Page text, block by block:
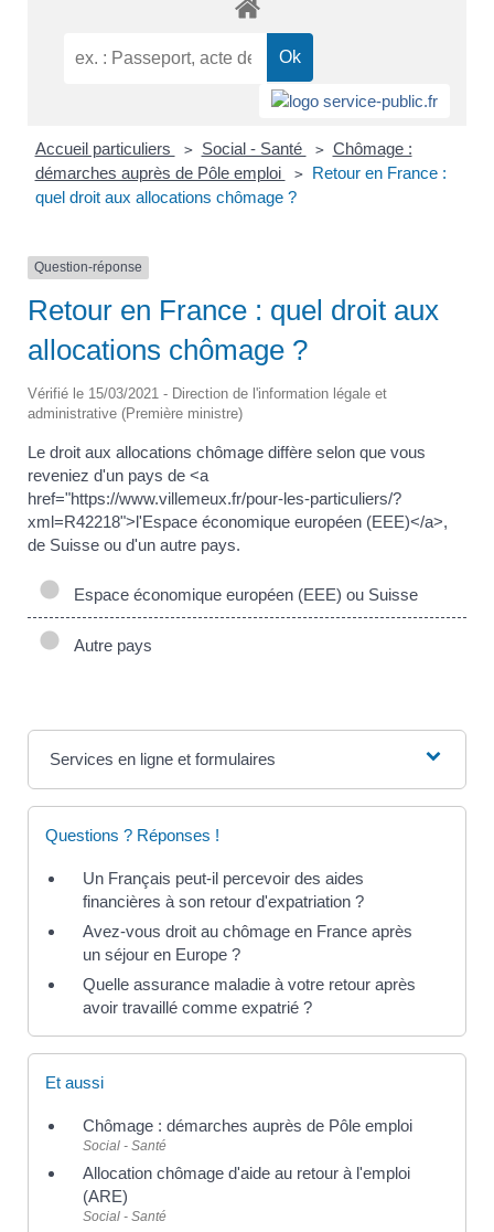
Accueil particuliers > Social - Santé > Chômage :
démarches auprès de Pôle emploi
>
Retour en France :
quel droit aux allocations chômage ?
Question-réponse
Retour en France : quel droit aux
allocations chômage ?
Vérifié le 15/03/2021 - Direction de l'information légale et
administrative (Première ministre)
Le droit aux allocations chômage diffère selon que vous
reveniez d'un pays de <a
href="https://www.villemeux.fr/pour-les-particuliers/?
xml=R42218">l'Espace économique européen (EEE)</a>,
de Suisse ou d'un autre pays.
Espace économique européen (EEE) ou Suisse
Autre pays
Services en ligne et formulaires
Questions ? Réponses !
Un Français peut-il percevoir des aides
financières à son retour d'expatriation ?
Avez-vous droit au chômage en France après
un séjour en Europe ?
Quelle assurance maladie à votre retour après
avoir travaillé comme expatrié ?
Et aussi
Chômage : démarches auprès de Pôle emploi
Social - Santé
Allocation chômage d'aide au retour à l'emploi
(ARE)
Social - Santé